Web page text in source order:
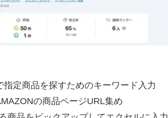
指定商品を探すためのキーワード入力
の商品ページURL集め